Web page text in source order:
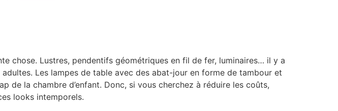
chose. Lustres, pendentifs géométriques en fil de fer, luminaires… il y a
Les lampes de table avec des abat-jour en forme de tambour et
de la chambre d’enfant. Donc, si vous cherchez à réduire les coûts,
looks intemporels.